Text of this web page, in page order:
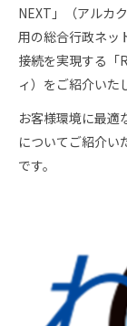
会社概要
事業所一覧
グループ企業
社員の幸せへの取
地域スポーツ貢献
スタッフ採用
NEXT」（アルカ
用の総合行政ネッ
接続を実現する「
ィ）をご紹介いた
お客様環境に最適
についてご紹介い
です。